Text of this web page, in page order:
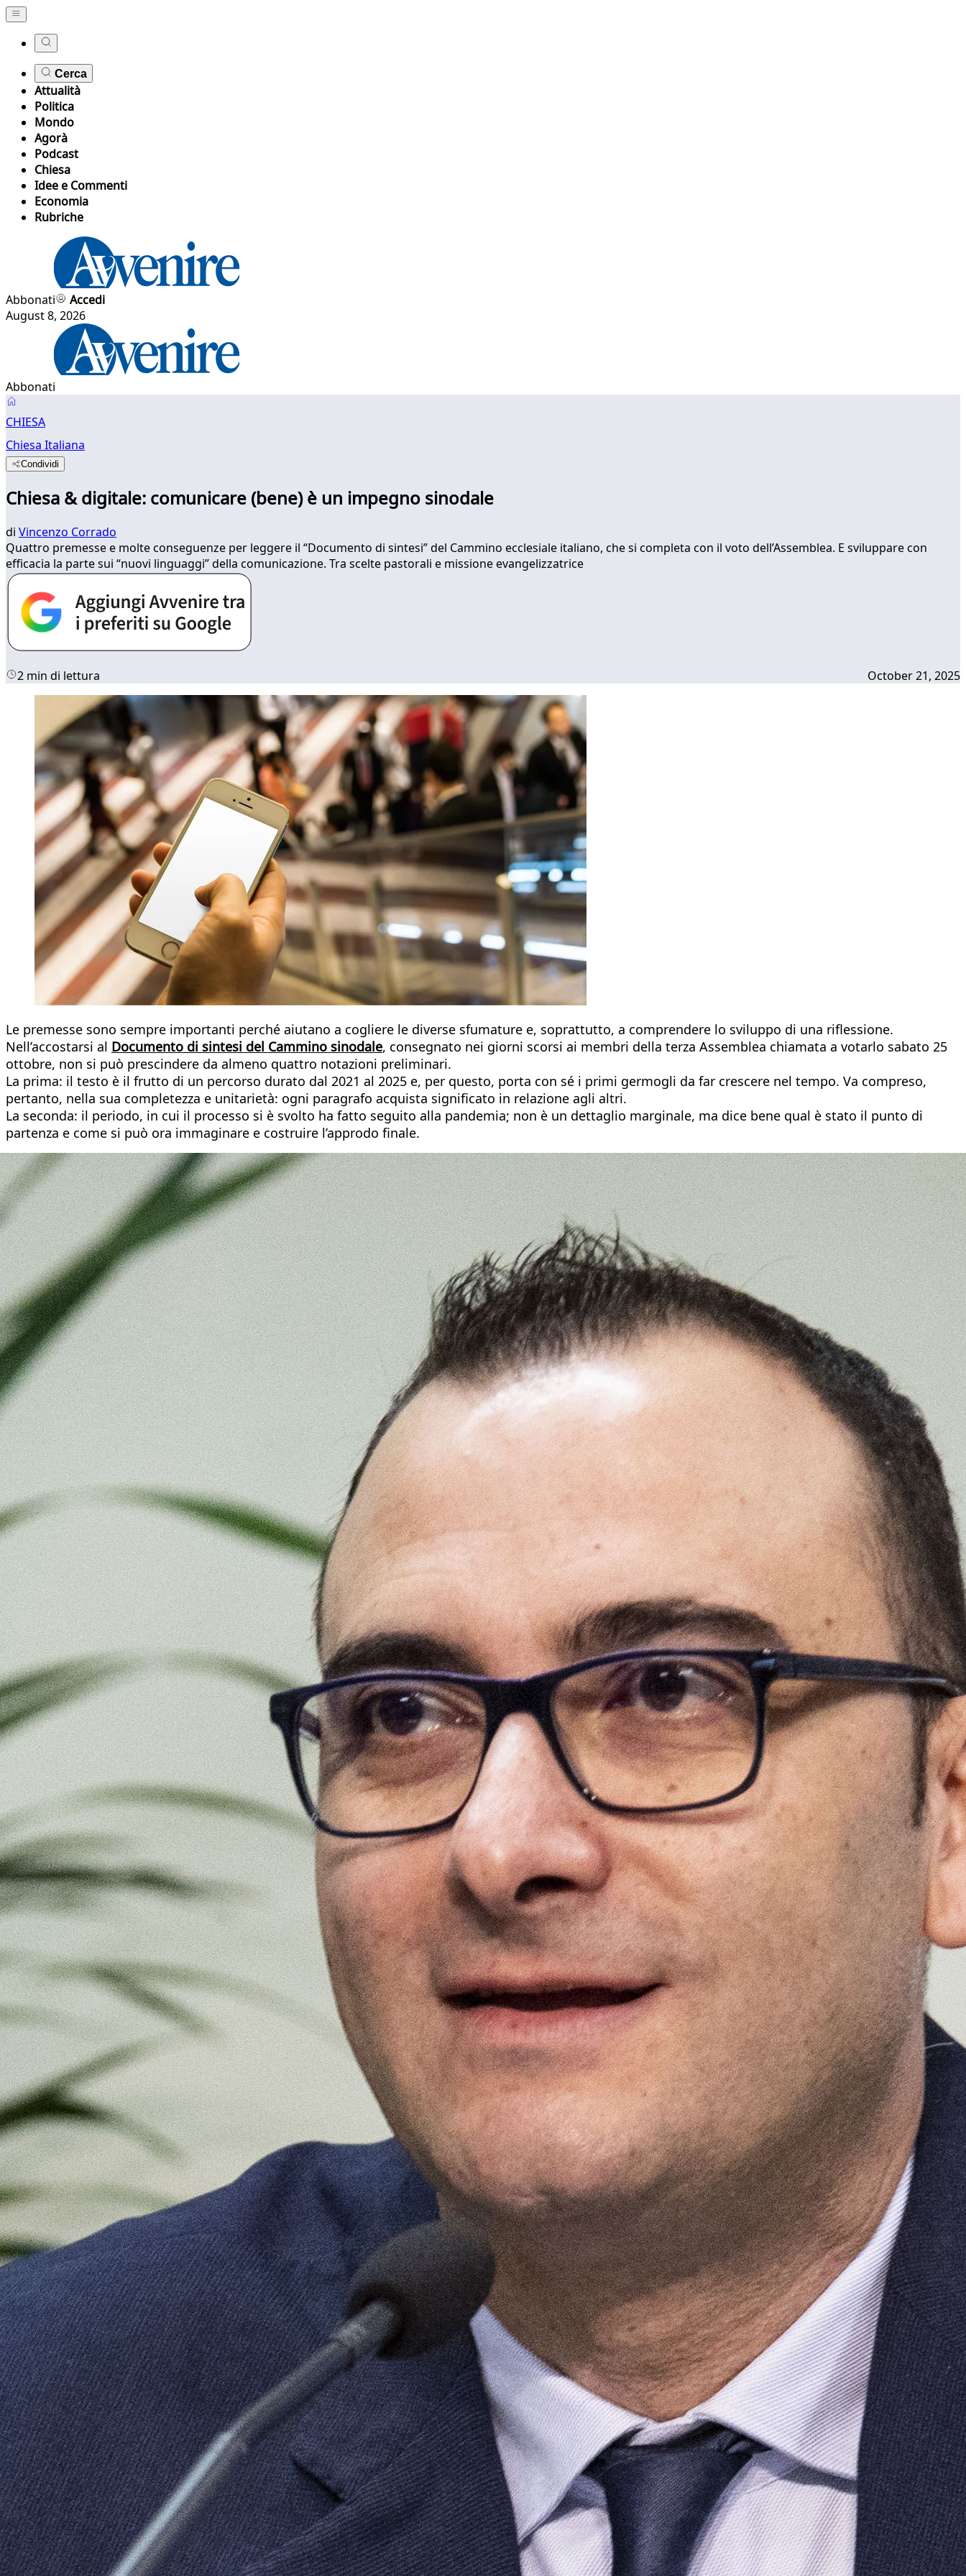
Cerca
Attualità
Politica
Mondo
Agorà
Podcast
Chiesa
Idee e Commenti
Economia
Rubriche
Abbonati
Accedi
August 8, 2026
Abbonati
CHIESA
Chiesa Italiana
Condividi
Chiesa & digitale: comunicare (bene) è un impegno sinodale
di Vincenzo Corrado
Quattro premesse e molte conseguenze per leggere il “Documento di sintesi” del Cammino ecclesiale italiano, che si completa con il voto dell’Assemblea. E sviluppare con
efficacia la parte sui “nuovi linguaggi” della comunicazione. Tra scelte pastorali e missione evangelizzatrice
2 min di lettura October 21, 2025
Le premesse sono sempre importanti perché aiutano a cogliere le diverse sfumature e, soprattutto, a comprendere lo sviluppo di una riflessione.
Nell’accostarsi al Documento di sintesi del Cammino sinodale, consegnato nei giorni scorsi ai membri della terza Assemblea chiamata a votarlo sabato 25
ottobre, non si può prescindere da almeno quattro notazioni preliminari.
La prima: il testo è il frutto di un percorso durato dal 2021 al 2025 e, per questo, porta con sé i primi germogli da far crescere nel tempo. Va compreso,
pertanto, nella sua completezza e unitarietà: ogni paragrafo acquista significato in relazione agli altri.
La seconda: il periodo, in cui il processo si è svolto ha fatto seguito alla pandemia; non è un dettaglio marginale, ma dice bene qual è stato il punto di
partenza e come si può ora immaginare e costruire l’approdo finale.